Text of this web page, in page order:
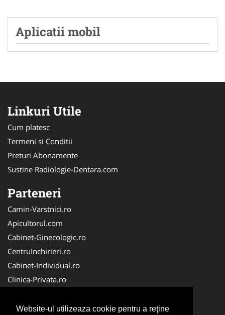
Website-ul utilizeaza cookie pentru a reţine
Aplicatii mobil
Linkuri Utile
Cum platesc
Termeni si Conditii
Preturi Abonamente
Sustine Radiologie-Dentara.com
Parteneri
Camin-Varstnici.ro
Apicultorul.com
Cabinet-Ginecologic.ro
CentruInchirieri.ro
Cabinet-Individual.ro
Clinica-Privata.ro
Medic-Bun.com